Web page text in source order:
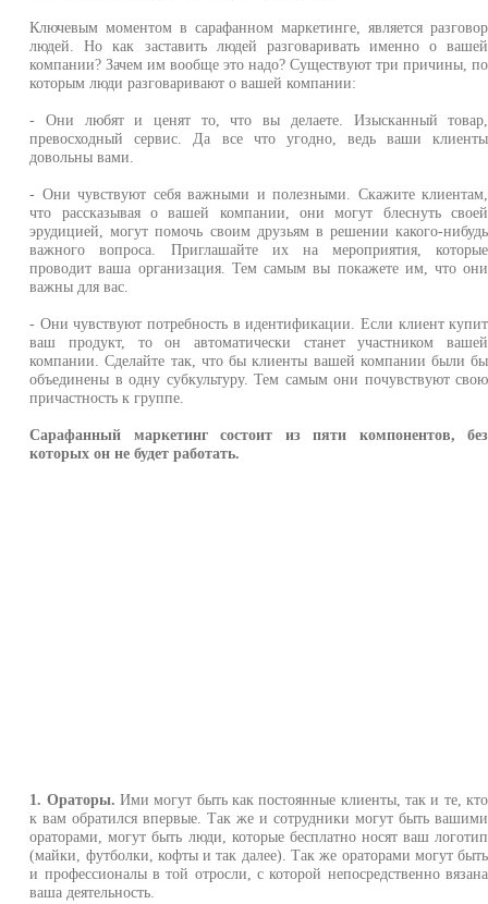
Ключевым моментом в сарафанном маркетинге, является разговор
людей. Но как заставить людей разговаривать именно о вашей
компании? Зачем им вообще это надо? Существуют три причины, по
которым люди разговаривают о вашей компании:
- Они любят и ценят то, что вы делаете. Изысканный товар,
превосходный сервис. Да все что угодно, ведь ваши клиенты
довольны вами.
- Они чувствуют себя важными и полезными. Скажите клиентам,
что рассказывая о вашей компании, они могут блеснуть своей
эрудицией, могут помочь своим друзьям в решении какого-нибудь
важного вопроса. Приглашайте их на мероприятия, которые
проводит ваша организация. Тем самым вы покажете им, что они
важны для вас.
- Они чувствуют потребность в идентификации. Если клиент купит
ваш продукт, то он автоматически станет участником вашей
компании. Сделайте так, что бы клиенты вашей компании были бы
объединены в одну субкультуру. Тем самым они почувствуют свою
причастность к группе.
Сарафанный маркетинг состоит из пяти компонентов, без
которых он не будет работать.
1. Ораторы. Ими могут быть как постоянные клиенты, так и те, кто
к вам обратился впервые. Так же и сотрудники могут быть вашими
ораторами, могут быть люди, которые бесплатно носят ваш логотип
(майки, футболки, кофты и так далее). Так же ораторами могут быть
и профессионалы в той отросли, с которой непосредственно вязана
ваша деятельность.